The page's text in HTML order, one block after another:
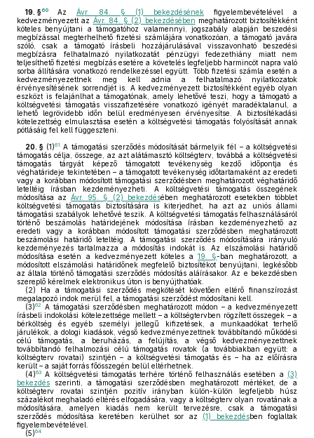
19. §60 Az Ávr. 84. § (1) bekezdésének figyelembevételével a
kedvezményezett az Ávr. 84. § (2) bekezdésében meghatározott biztosítékként
köteles benyújtani a támogatóhoz valamennyi, jogszabály alapján beszedési
megbízással megterhelhető fizetési számlájára vonatkozóan, a támogató javára
szóló, csak a támogató írásbeli hozzájárulásával visszavonható beszedési
megbízásra felhatalmazó nyilatkozatát pénzügyi fedezethiány miatt nem
teljesíthető fizetési megbízás esetére a követelés legfeljebb harmincöt napra való
sorba állítására vonatkozó rendelkezéssel együtt. Több fizetési számla esetén a
kedvezményezettnek meg kell adnia a felhatalmazó nyilatkozatok
érvényesítésének sorrendjét is. A kedvezményezett biztosítékként egyéb olyan
eszközt is felajánlhat a támogatónak, amely lehetővé teszi, hogy a támogató a
költségvetési támogatás visszafizetésére vonatkozó igényét maradéktalanul, a
lehető legrövidebb időn belül eredményesen érvényesítse. A biztosítékadási
kötelezettség elmulasztása esetén a költségvetési támogatás folyósítását annak
pótlásáig fel kell függeszteni.
20. § (1)61 A támogatási szerződés módosítását bármelyik fél – a költségvetési
támogatás célja, összege, az azt alátámasztó költségterv, továbbá a költségvetési
támogatás tárgyát képező támogatott tevékenység kezdő időpontja és
véghatárideje tekintetében – a támogatott tevékenység időtartamaként az eredeti
vagy a korábban módosított támogatási szerződésben meghatározott véghatáridő
leteltéig írásban kezdeményezheti. A költségvetési támogatás összegének
módosítása azÁvr. 95. § (2) bekezdésében meghatározott esetekben többlet
költségvetési támogatás biztosítására is kiterjedhet, ha azt az uniós állami
támogatási szabályok lehetővé teszik. A költségvetési támogatás felhasználásáról
történő beszámolás határidejének módosítása írásban kezdeményezhető az
eredeti vagy a korábban módosított támogatási szerződésben meghatározott
beszámolási határidő leteltéig. A támogatási szerződés módosítására irányuló
kezdeményezés tartalmazza a módosítás indokát is. Az elszámolási határidő
módosítása esetén a kedvezményezett köteles a 19. §-ban meghatározott, a
módosított elszámolási határidőnek megfelelő biztosítékot benyújtani, legkésőbb
az általa történő támogatási szerződés módosítás aláírásakor. Az e bekezdésben
szereplő kérelmek elektronikus úton is benyújthatóak.
(2) Ha a támogatási szerződés megkötését követően eltérő finanszírozást
megalapozó indok merül fel, a támogatási szerződést módosítani kell.
(3)62
A támogatási szerződésben meghatározott módon – a kedvezményezett
írásbeli indokolási kötelezettsége mellett – a költségtervben rögzített összegek – a
bérköltség és egyéb személyi jellegű kifizetések, a munkaadókat terhelő
járulékok, a dologi kiadások, végső kedvezményezettnek továbbítandó működési
célú támogatás, a beruházás, a felújítás, a végső kedvezményezettnek
továbbítandó felhalmozási célú támogatás rovatok (a továbbiakban együtt: a
költségterv rovatai) szintjén – a költségvetési támogatás és – ha az előírásra
került – a saját forrás főösszegén belül eltérhetnek.
(4)63 A költségvetési támogatás terhére történő felhasználás esetében a (3)
bekezdés szerinti, a támogatási szerződésben meghatározott mértéket, de a
költségterv rovatai szintjén pozitív irányban külön-külön legfeljebb húsz
százalékot meghaladó eltérés elfogadására, vagy a költségterv olyan rovatának a
módosítására, amelyen kiadás nem került tervezésre, csak a támogatási
szerződés módosítása keretében kerülhet sor az (1) bekezdésben foglaltak
figyelembevételével.
(5)64